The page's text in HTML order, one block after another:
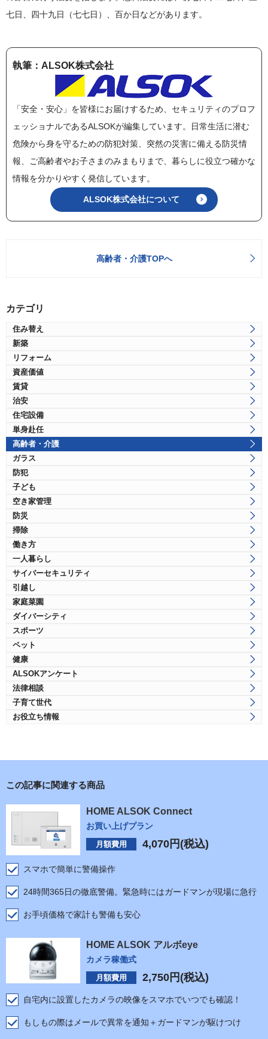
七日、四十九日（七七日）、百か日などがあります。
執筆：ALSOK株式会社
「安全・安心」を皆様にお届けするため、セキュリティのプロフ
ェッショナルであるALSOKが編集しています。日常生活に潜む
危険から身を守るための防犯対策、突然の災害に備える防災情
報、ご高齢者やお子さまのみまもりまで、暮らしに役立つ確かな
情報を分かりやすく発信しています。
ALSOK株式会社について
高齢者・介護TOPへ
カテゴリ
住み替え
新築
リフォーム
資産価値
賃貸
治安
住宅設備
単身赴任
高齢者・介護
ガラス
防犯
子ども
空き家管理
防災
掃除
働き方
一人暮らし
サイバーセキュリティ
引越し
家庭菜園
ダイバーシティ
スポーツ
ペット
健康
ALSOKアンケート
法律相談
子育て世代
お役立ち情報
この記事に関連する商品
HOME ALSOK Connect
お買い上げプラン
月額費用 4,070 円(税込)
スマホで簡単に警備操作
24時間365日の徹底警備。緊急時にはガードマンが現場に急行
お手頃価格で家計も警備も安心
HOME ALSOK アルボeye
カメラ稼働式
月額費用 2,750 円(税込)
自宅内に設置したカメラの映像をスマホでいつでも確認！
もしもの際はメールで異常を通知＋ガードマンが駆けつけ